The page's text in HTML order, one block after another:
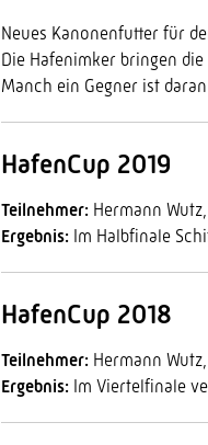
Neues Kanonenfutter für
Die Hafenimker bringen
Manch ein Gegner ist
HafenCup 2019
Teilnehmer: Hermann
Ergebnis: Im Halbfinale
HafenCup 2018
Teilnehmer: Hermann
Ergebnis: Im Viertelfinale